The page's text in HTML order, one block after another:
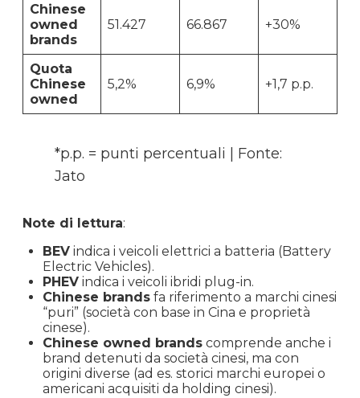
Chinese
owned
brands
51.427 66.867 +30%
Quota
Chinese
owned
5,2% 6,9% +1,7 p.p.
*p.p. = punti percentuali | Fonte:
Jato
Note di lettura:
BEV indica i veicoli elettrici a batteria (Battery
Electric Vehicles).
PHEV indica i veicoli ibridi plug-in.
Chinese brands fa riferimento a marchi cinesi
“puri” (società con base in Cina e proprietà
cinese).
Chinese owned brands comprende anche i
brand detenuti da società cinesi, ma con
origini diverse (ad es. storici marchi europei o
americani acquisiti da holding cinesi).